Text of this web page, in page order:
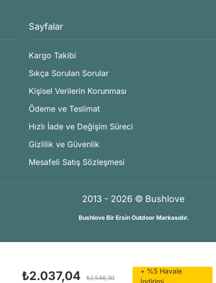
₺2.037,04 ₺2.546,30
+ %5 Havale
İndirimi
Sayfalar
Kargo Takibi
Sıkça Sorulan Sorular
Kişisel Verilerin Korunması
Ödeme ve Teslimat
Hızlı İade ve Değişim Süreci
Gizlilik ve Güvenlik
Mesafeli Satış Sözleşmesi
2013 - 2026 © Bushlove
Bushlove Bir Ersin Outdoor Markasıdır.